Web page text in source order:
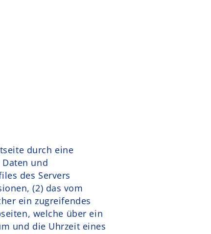
durch eine
und
des Servers
(2) das vom
ein zugreifendes
welche über ein
und die Uhrzeit eines